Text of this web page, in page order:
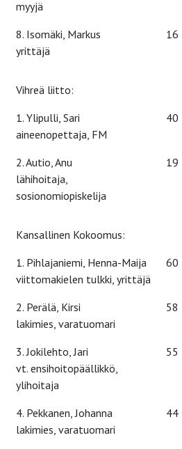
myyjä
8. Isomäki, Markus
yrittäjä
16
Vihreä liitto:
1. Ylipulli, Sari
aineenopettaja, FM
40
2. Autio, Anu
lähihoitaja,
sosionomiopiskelija
19
Kansallinen Kokoomus:
1. Pihlajaniemi, Henna-Maija
viittomakielen tulkki, yrittäjä
60
2. Perälä, Kirsi
lakimies, varatuomari
58
3. Jokilehto, Jari
vt. ensihoitopäällikkö,
ylihoitaja
55
4. Pekkanen, Johanna
lakimies, varatuomari
44